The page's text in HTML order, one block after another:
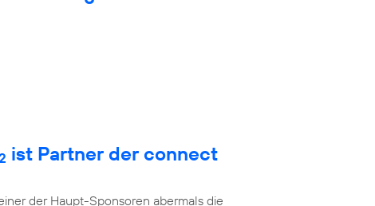
ist Partner der connect
der Haupt-Sponsoren abermals die